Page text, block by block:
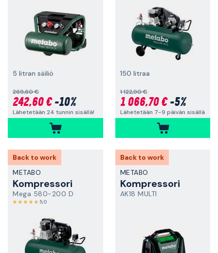
5 litran säiliö
269,60 €
242,60 €-10%
Lähetetään 24 tunnin sisällä!
150 litraa
1 122,90 €
1 066,70 €-5%
Lähetetään 7-9 päivän sisällä
Back to work
METABO
Kompressori
Mega 580-200 D
5,0
Back to work
METABO
Kompressori
AK18 MULTI